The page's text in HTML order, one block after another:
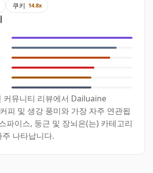
쿠키 14.8x
커뮤니티 리뷰에서 Dailuaine
피 및 생강 풍미와 가장 자주 연관됩
파이스, 둥근 및 장뇌은(는) 카테고리
나타납니다.